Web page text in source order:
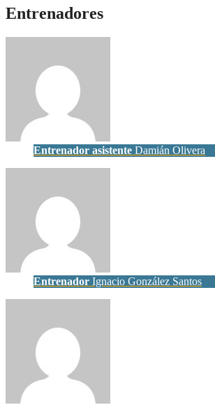
Entrenadores
Entrenador asistente Damián Olivera
Entrenador Ignacio González Santos